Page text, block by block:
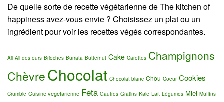
De quelle sorte de recette végétarienne de The kitchen of
happiness avez-vous envie ? Choisissez un plat ou un
ingrédient pour voir les recettes végés correspondantes.
Ail Ail des ours Brioches Burrata Butternut Cake Carottes Champignons
ChèvreChocolat Chocolat blanc Chou Coeur Cookies
Crumble Cuisine vegetarienne Feta Gaufres Gratins Kale Lait Légumes Miel Muffins